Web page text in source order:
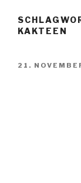
KAKTEEN
21.